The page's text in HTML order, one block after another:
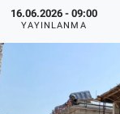
16.06.2026 - 09:00
YAYINLANMA
Magazin
İletişim
Trafik
Süper Lig
Tüm